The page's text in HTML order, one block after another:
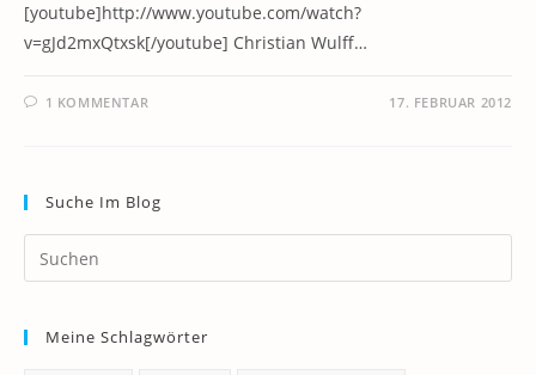
[youtube]http://www.youtube.com/watch?
v=gJd2mxQtxsk[/youtube] Christian Wulff…
1 KOMMENTAR 17. FEBRUAR 2012
Suche Im Blog
Meine Schlagwörter